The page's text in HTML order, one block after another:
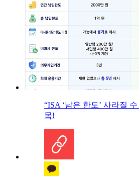
“ISA ‘남은 한도’ 사라질
목!